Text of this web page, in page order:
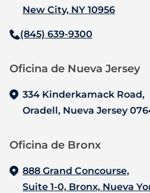
New City, NY 10956
(845) 639-9300
Oficina de Nueva Jersey‍
334 Kinderkamack Road,
Oradell, Nueva Jersey
Oficina de Bronx‍
888 Grand Concourse,
Suite 1-0, Bronx, Nueva